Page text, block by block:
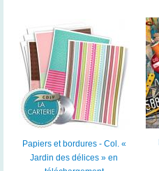
Papiers et bordures - Col. «
Jardin des délices » en